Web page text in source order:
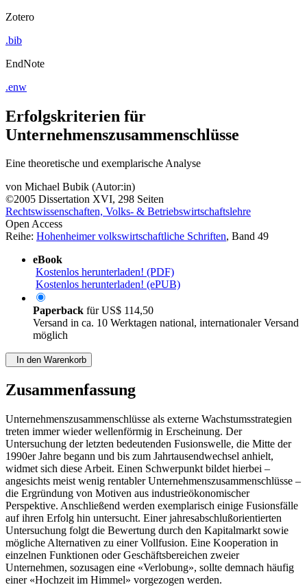
Zotero
.bib
EndNote
.enw
Erfolgskriterien für
Unternehmenszusammenschlüsse
Eine theoretische und exemplarische Analyse
von Michael Bubik (Autor:in)
©2005 Dissertation XVI, 298 Seiten
Rechtswissenschaften, Volks- & Betriebswirtschaftslehre
Open Access
Reihe: Hohenheimer volkswirtschaftliche Schriften, Band 49
eBook
Kostenlos herunterladen! (PDF)
Kostenlos herunterladen! (ePUB)
Paperback fürUS$ 114,50
Versand in ca. 10 Werktagen national, internationaler Versand
möglich
In den Warenkorb
Zusammenfassung
Unternehmenszusammenschlüsse als externe Wachstumsstrategien
treten immer wieder wellenförmig in Erscheinung. Der
Untersuchung der letzten bedeutenden Fusionswelle, die Mitte der
1990er Jahre begann und bis zum Jahrtausendwechsel anhielt,
widmet sich diese Arbeit. Einen Schwerpunkt bildet hierbei –
angesichts meist wenig rentabler Unternehmenszusammenschlüsse –
die Ergründung von Motiven aus industrieökonomischer
Perspektive. Anschließend werden exemplarisch einige Fusionsfälle
auf ihren Erfolg hin untersucht. Einer jahresabschlußorientierten
Untersuchung folgt die Bewertung durch den Kapitalmarkt sowie
mögliche Alternativen zu einer Vollfusion. Eine Kooperation in
einzelnen Funktionen oder Geschäftsbereichen zweier
Unternehmen, sozusagen eine «Verlobung», sollte demnach häufig
einer «Hochzeit im Himmel» vorgezogen werden.